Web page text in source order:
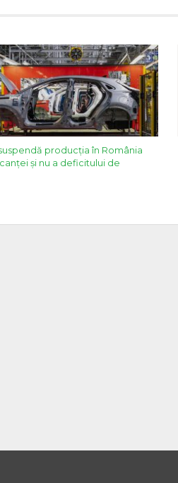
producția în România
și nu a deficitului de